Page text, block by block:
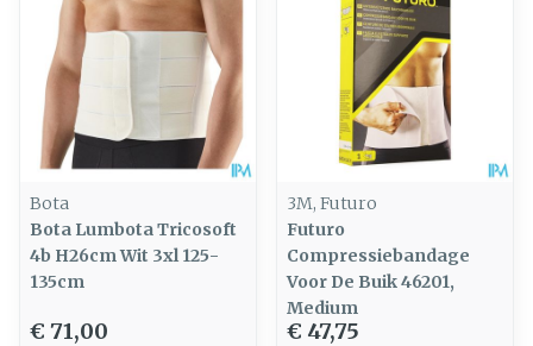
Bota
Bota Lumbota Tricosoft
4b H26cm Wit 3xl 125-
135cm
€ 71,00
3M, Futuro
Futuro
Compressiebandage
Voor De Buik 46201,
Medium
€ 47,75